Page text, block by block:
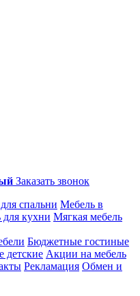
Заказать звонок
спальни Мебель в
кухни Мягкая мебель
Бюджетные гостиные
детские Акции на мебель
Рекламация Обмен и